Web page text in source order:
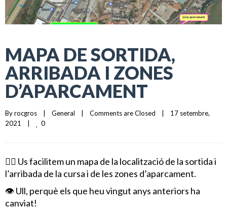
MAPA DE SORTIDA,
ARRIBADA I ZONES
D’APARCAMENT
By rocgros | General | Comments are Closed |
17 setembre,
2021 | 0
👉🏻 Us facilitem un mapa de la localització de la sortida i
l’arribada de la cursa i de les zones d’aparcament.
👁️ Ull, perquè els que heu vingut anys anteriors ha
canviat!